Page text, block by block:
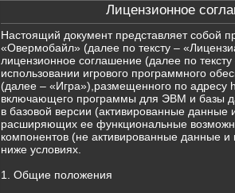
Лицензионное
Настоящий документ представляет собой
«Овермобайл» (далее по тексту –
лицензионное соглашение (далее по
использовании игрового программного
(далее – «Игра»),размещенного по адресу
включающего программы для ЭВМ и базы
в базовой версии (активированные данные
расширяющих ее функциональные
компонентов (не активированные данные
ниже условиях.
1. Общие положения